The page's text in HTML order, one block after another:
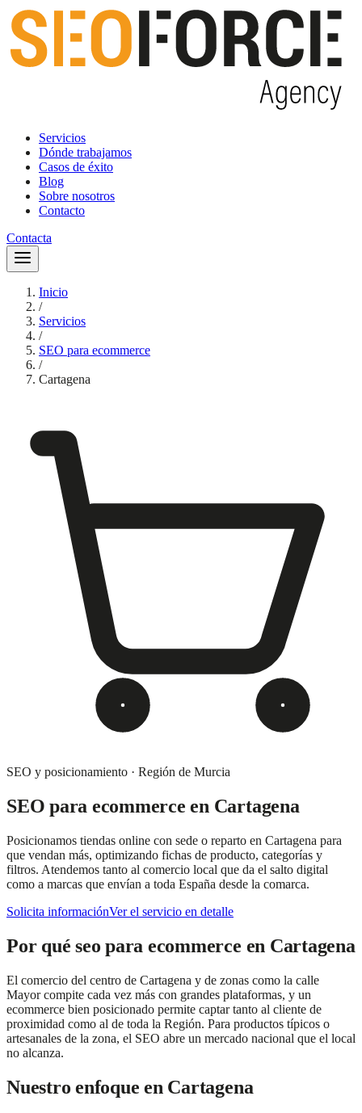
Servicios
Dónde trabajamos
Casos de éxito
Blog
Sobre nosotros
Contacto
Contacta
Inicio
/
Servicios
/
SEO para ecommerce
/
Cartagena
SEO y posicionamiento · Región de Murcia
SEO para ecommerce en Cartagena
Posicionamos tiendas online con sede o reparto en Cartagena para
que vendan más, optimizando fichas de producto, categorías y
filtros. Atendemos tanto al comercio local que da el salto digital
como a marcas que envían a toda España desde la comarca.
Solicita informaciónVer el servicio en detalle
Por quéseo para ecommerce en Cartagena
El comercio del centro de Cartagena y de zonas como la calle
Mayor compite cada vez más con grandes plataformas, y un
ecommerce bien posicionado permite captar tanto al cliente de
proximidad como al de toda la Región. Para productos típicos o
artesanales de la zona, el SEO abre un mercado nacional que el local
no alcanza.
Nuestro enfoque en Cartagena